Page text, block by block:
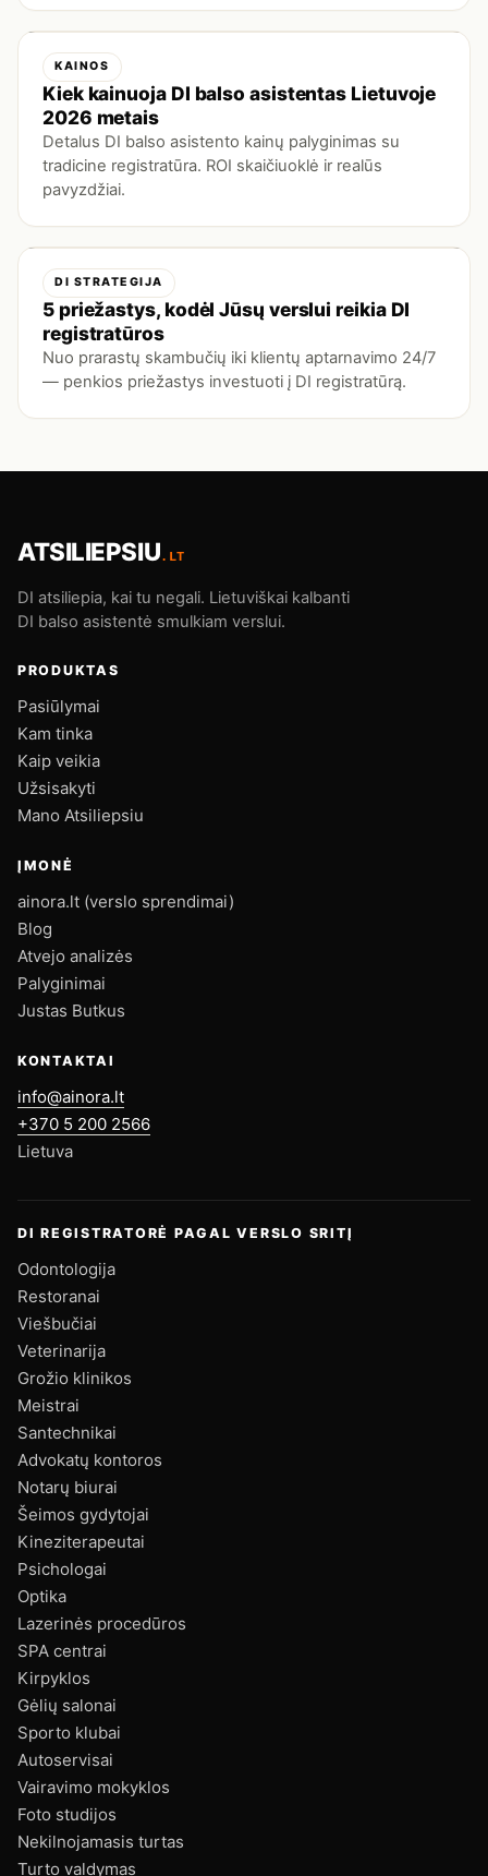
KAINOS
Kiek kainuoja DI balso asistentas Lietuvoje
2026 metais
Detalus DI balso asistento kainų palyginimas su
tradicine registratūra. ROI skaičiuoklė ir realūs
pavyzdžiai.
DI STRATEGIJA
5 priežastys, kodėl Jūsų verslui reikia DI
registratūros
Nuo prarastų skambučių iki klientų aptarnavimo 24/7
— penkios priežastys investuoti į DI registratūrą.
ATSILIEPSIU.LT
DI atsiliepia, kai tu negali. Lietuviškai kalbanti
DI balso asistentė smulkiam verslui.
PRODUKTAS
Pasiūlymai
Kam tinka
Kaip veikia
Užsisakyti
Mano Atsiliepsiu
ĮMONĖ
ainora.lt (verslo sprendimai)
Blog
Atvejo analizės
Palyginimai
Justas Butkus
KONTAKTAI
info@ainora.lt
+370 5 200 2566
Lietuva
DI REGISTRATORĖ PAGAL VERSLO SRITĮ
Odontologija
Restoranai
Viešbučiai
Veterinarija
Grožio klinikos
Meistrai
Santechnikai
Advokatų kontoros
Notarų biurai
Šeimos gydytojai
Kineziterapeutai
Psichologai
Optika
Lazerinės procedūros
SPA centrai
Kirpyklos
Gėlių salonai
Sporto klubai
Autoservisai
Vairavimo mokyklos
Foto studijos
Nekilnojamasis turtas
Turto valdymas